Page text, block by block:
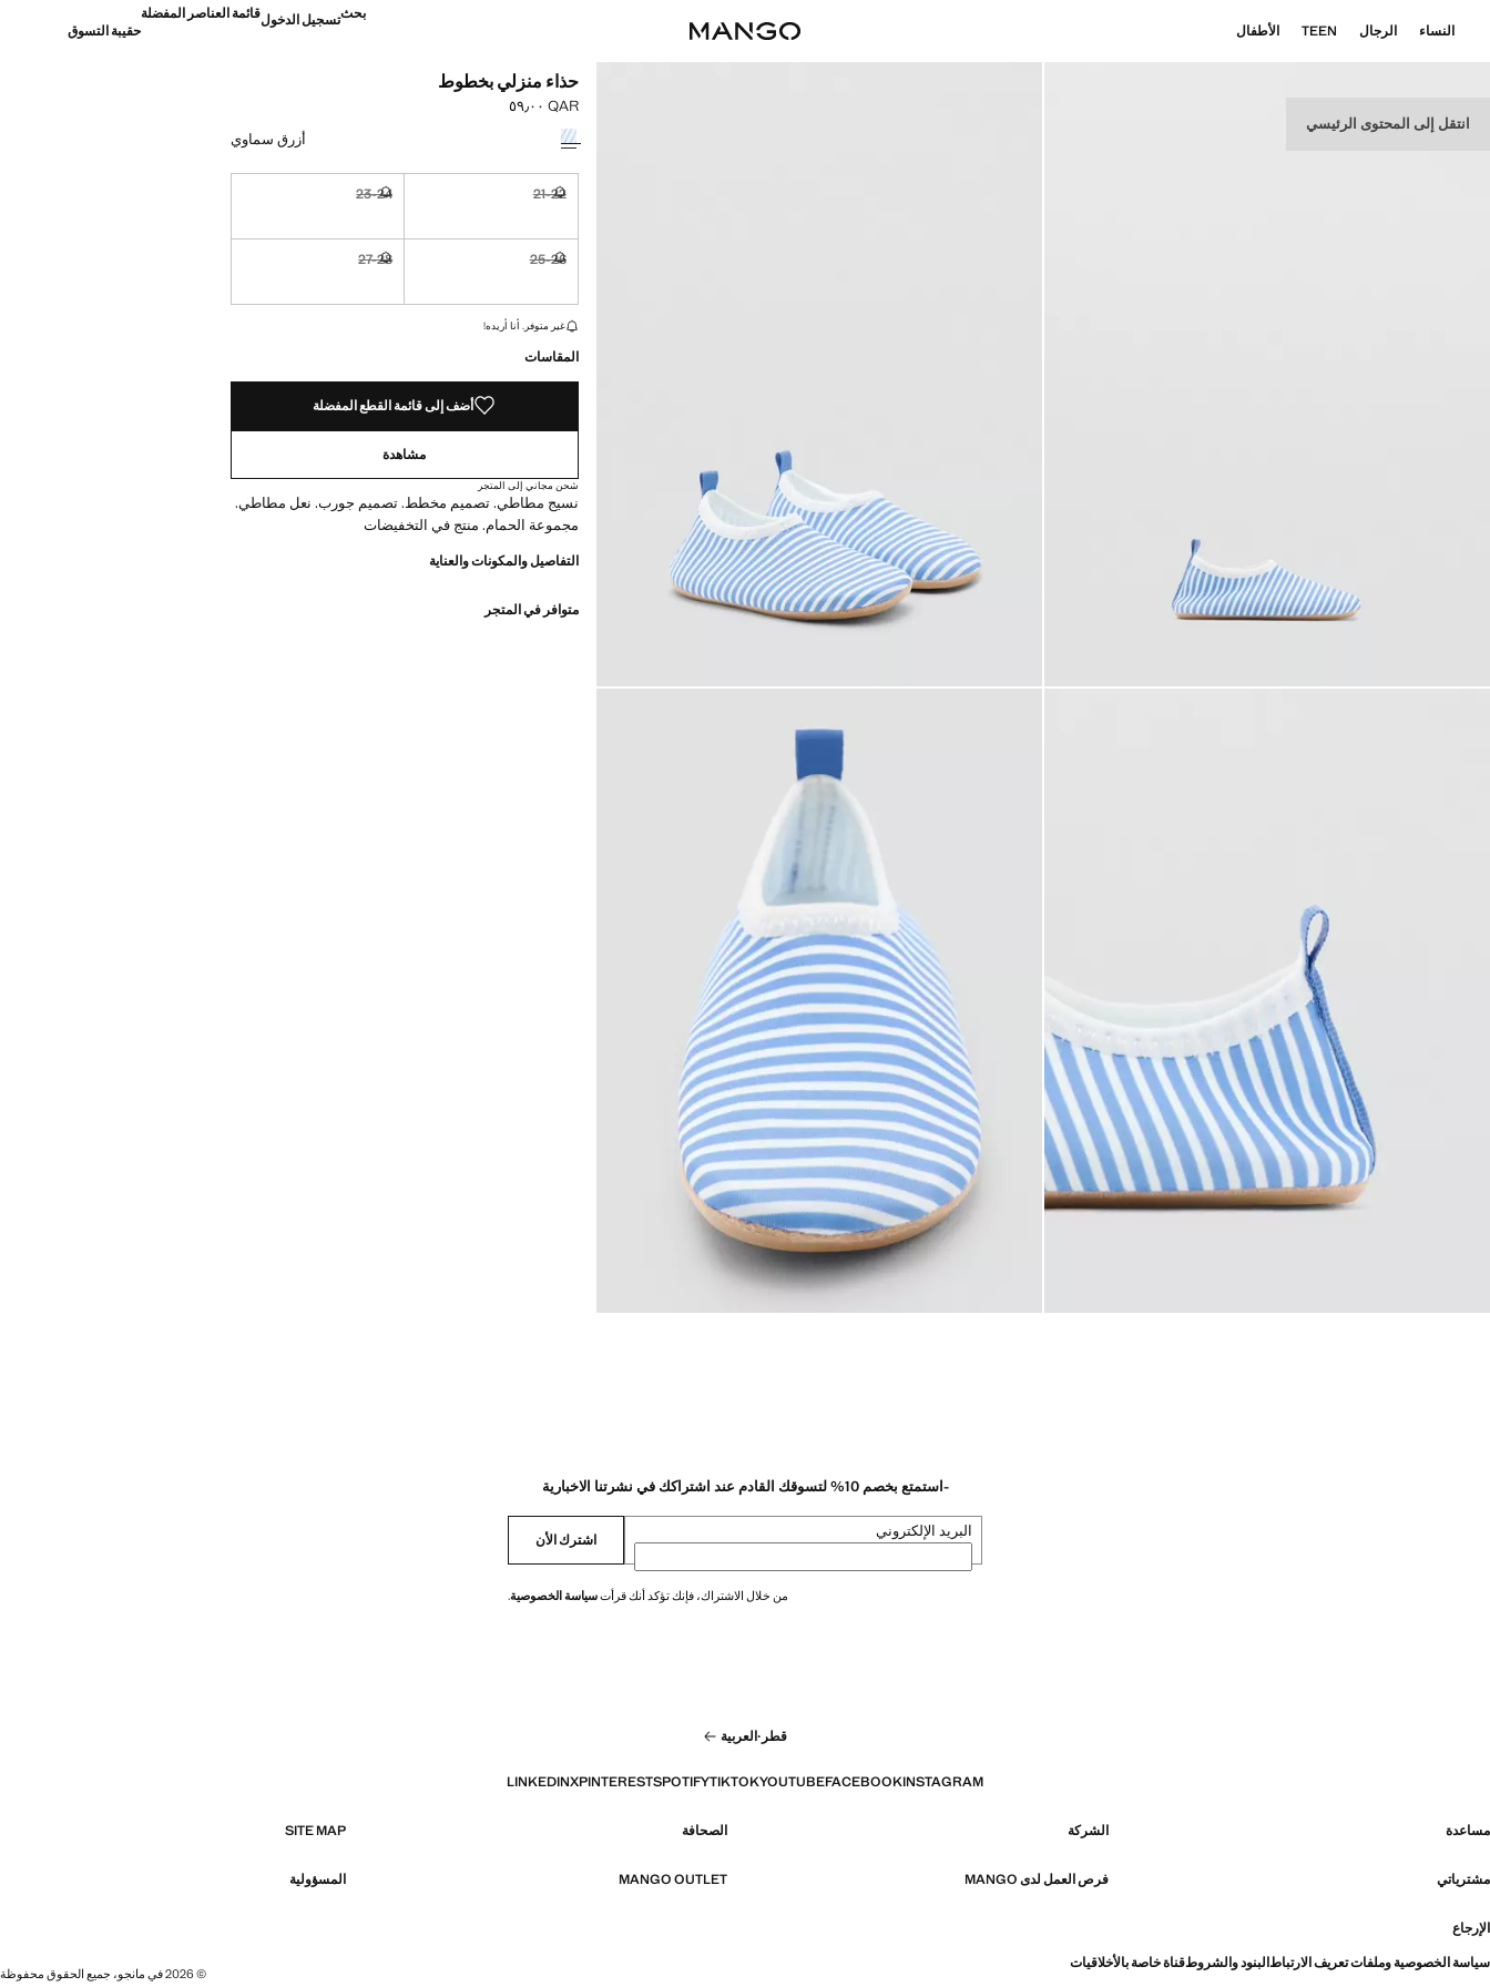
انتقل إلى المحتوى الرئيسي
النساء الرجال TEEN الأطفال
بحثتسجيل الدخولقائمة العناصر المفضلة
حقيبة التسوق
حذاء منزلي بخطوط
السعر الحالي [QAR ٥٩٫٠٠ ]
QAR ٥٩٫٠٠
حدد اللون
أزرق سماوي
21-22
23-24
25-26
27-28
القطع الأخيرة!
غير متوفر. أنا أريده!
المقاسات
أضف إلى قائمة القطع المفضلة
مشاهدة
شحن مجاني إلى المتجر
نسيج مطاطي. تصميم مخطط. تصميم جورب. نعل مطاطي.
مجموعة الحمام. منتج في التخفيضات
التفاصيل والمكونات والعناية
متوافر في المتجر
-استمتع بخصم 10% لتسوقك القادم عند اشتراكك في نشرتنا الاخبارية
البريد الإلكتروني اشترك الأن
من خلال الاشتراك، فإنك تؤكد أنك قرأتسياسة الخصوصية.
قطر ·العربية
INSTAGRAM
FACEBOOK
YOUTUBE
TIKTOK
SPOTIFY
PINTEREST
X
LINKEDIN
مساعدة الشركة الصحافة SITE MAP
مشترياتي فرص العمل لدى MANGO MANGO OUTLET المسؤولية
الإرجاع
سياسة الخصوصية وملفات تعريف الارتباطالبنود والشروطقناة خاصة بالأخلاقيات
© 2026 في مانجو، جميع الحقوق محفوظة